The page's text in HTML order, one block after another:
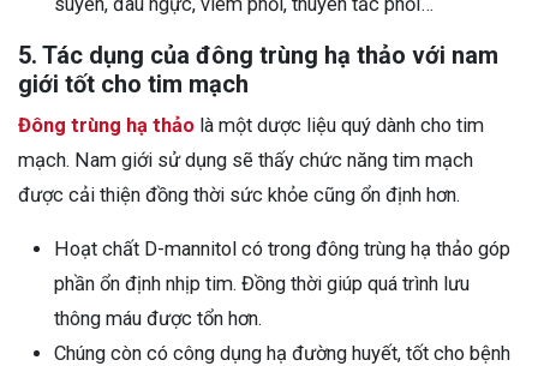
5. Tác dụng của đông trùng hạ thảo với nam
giới tốt cho tim mạch
Đông trùng hạ thảo là một dược liệu quý dành cho tim
mạch. Nam giới sử dụng sẽ thấy chức năng tim mạch
được cải thiện đồng thời sức khỏe cũng ổn định hơn.
Hoạt chất D-mannitol có trong đông trùng hạ thảo góp
phần ổn định nhịp tim. Đồng thời giúp quá trình lưu
thông máu được tổn hơn.
Chúng còn có công dụng hạ đường huyết, tốt cho bệnh